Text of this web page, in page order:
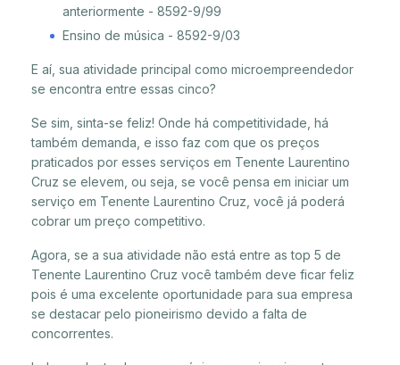
anteriormente - 8592-9/99
Ensino de música - 8592-9/03
E aí, sua atividade principal como microempreendedor
se encontra entre essas cinco?
Se sim, sinta-se feliz! Onde há competitividade, há
também demanda, e isso faz com que os preços
praticados por esses serviços em Tenente Laurentino
Cruz se elevem, ou seja, se você pensa em iniciar um
serviço em Tenente Laurentino Cruz, você já poderá
cobrar um preço competitivo.
Agora, se a sua atividade não está entre as top 5 de
Tenente Laurentino Cruz você também deve ficar feliz
pois é uma excelente oportunidade para sua empresa
se destacar pelo pioneirismo devido a falta de
concorrentes.